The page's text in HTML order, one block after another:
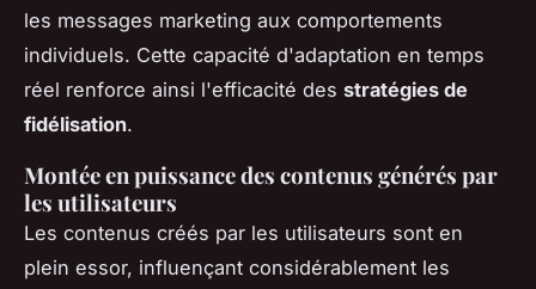
les messages marketing aux comportements
individuels. Cette capacité d'adaptation en temps
réel renforce ainsi l'efficacité des stratégies de
fidélisation.
Montée en puissance des contenus générés par
les utilisateurs
Les contenus créés par les utilisateurs sont en
plein essor, influençant considérablement les